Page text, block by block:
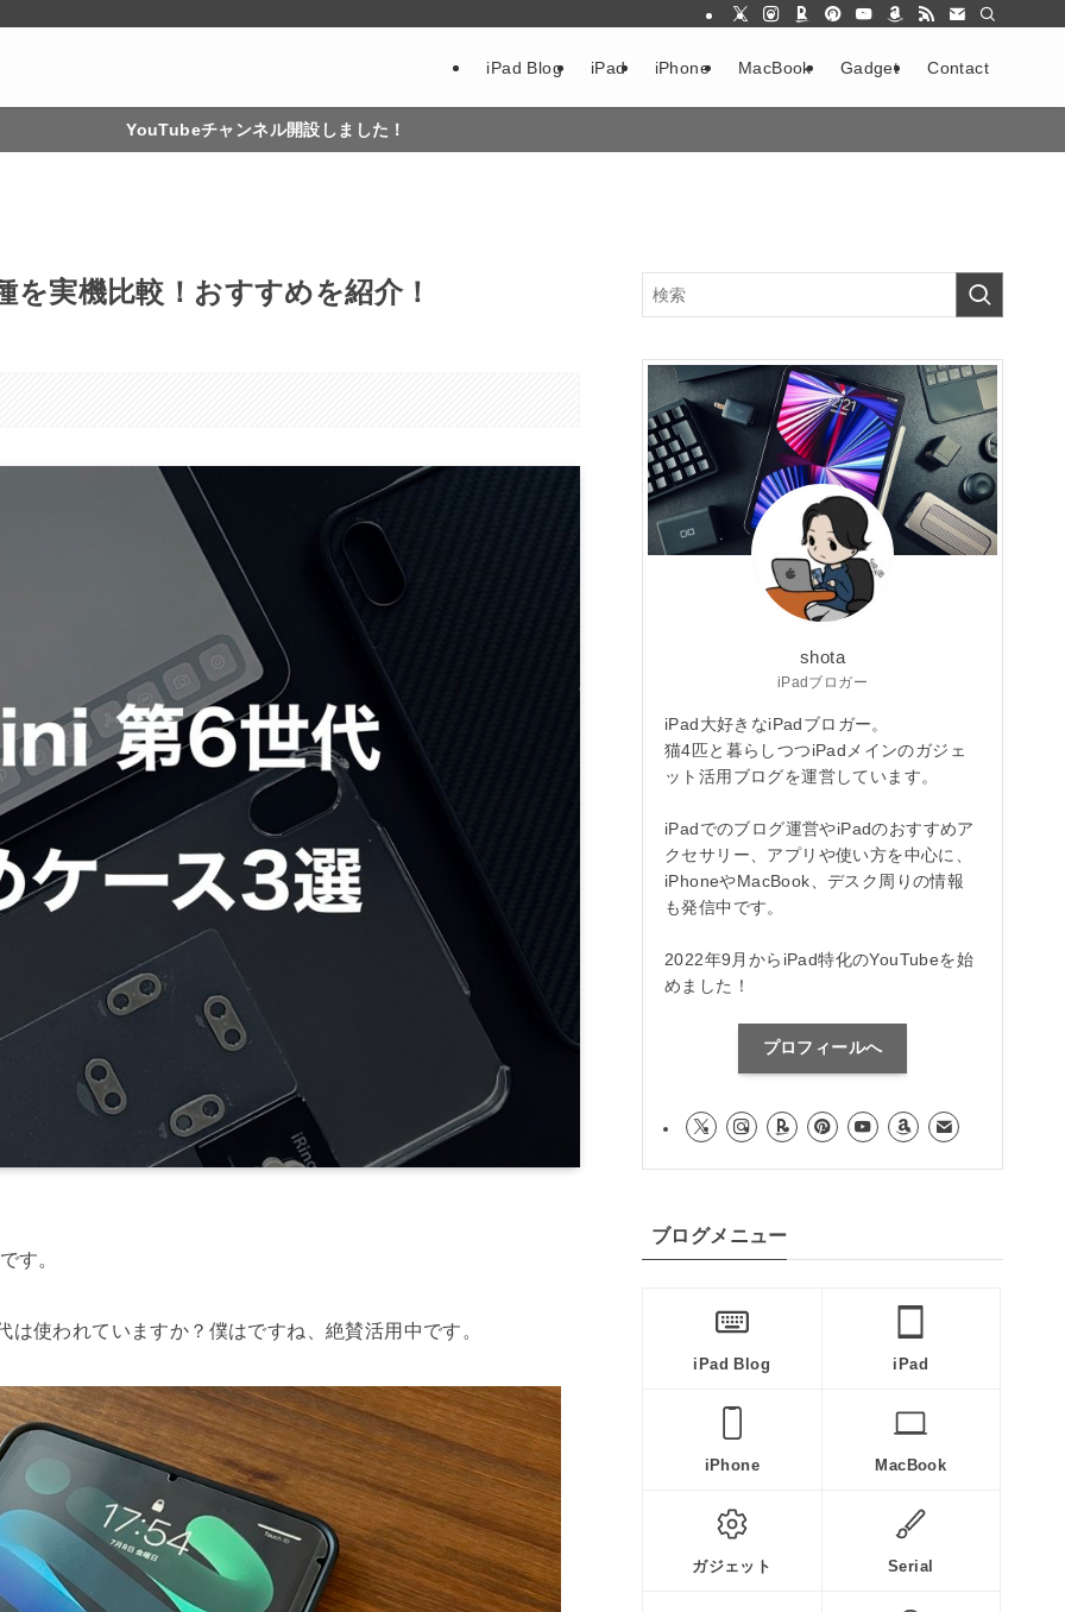
iPad Blog iPad iPhone MacBook Gadget Contact
YouTubeチャンネル開設しました！
実機比較！おすすめを紹介！
す。
使われていますか？僕はですね、絶賛活用中です。
shota
iPadブロガー
iPad大好きなiPadブロガー。
猫4匹と暮らしつつiPadメインのガジェ
ット活用ブログを運営しています。
iPadでのブログ運営やiPadのおすすめア
クセサリー、アプリや使い方を中心に、
iPhoneやMacBook、デスク周りの情報
も発信中です。
2022年9月からiPad特化のYouTubeを始
めました！
プロフィールへ
ブログメニュー
iPad Blog iPad
iPhone MacBook
ガジェット Serial